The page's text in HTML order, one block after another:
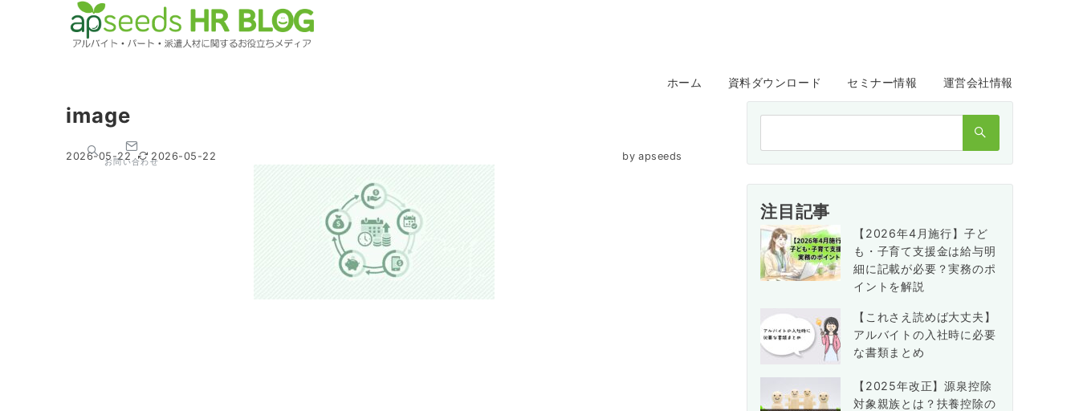
ホーム 資料ダウンロード セミナー情報 運営会社情報
お問い合わせ
image
2026-05-22 2026-05-22 by apseeds
注目記事
【2026年4月施行】子ど
も・子育て支援金は給与明
細に記載が必要？実務のポ
イントを解説
【これさえ読めば大丈夫】
アルバイトの入社時に必要
な書類まとめ
【2025年改正】源泉控除
対象親族とは？扶養控除の